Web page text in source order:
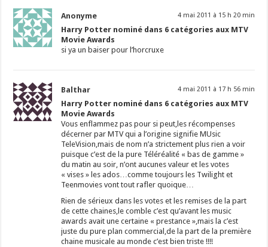
Anonyme 4 mai 2011 à 15 h 20 min
Harry Potter nominé dans 6 catégories aux MTV
Movie Awards
si ya un baiser pour l’horcruxe
Balthar 4 mai 2011 à 17 h 56 min
Harry Potter nominé dans 6 catégories aux MTV
Movie Awards
Vous enflammez pas pour si peut,les récompenses
décerner par MTV qui a l’origine signifie MUsic
TeleVision,mais de nom n’a strictement plus rien a voir
puisque c’est de la pure Téléréalité « bas de gamme »
du matin au soir, n’ont aucunes valeur et les votes
« vises » les ados…comme toujours les Twilight et
Teenmovies vont tout rafler quoique…
Rien de sérieux dans les votes et les remises de la part
de cette chaines,le comble c’est qu’avant les music
awards avait une certaine « prestance »,mais la c’est
juste du pure plan commercial,de la part de la première
chaine musicale au monde c’est bien triste !!!!